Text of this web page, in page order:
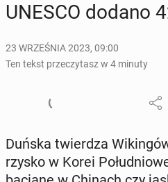
UNESCO dodano
23 WRZEŚNIA 2023, 09:00
Ten tekst przeczytasz w 4 minuty
Duńska twier­dza
rzy­sko w Korei